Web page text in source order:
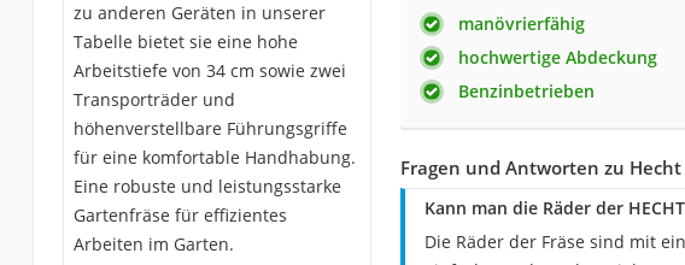
zu anderen Geräten in unserer
Tabelle bietet sie eine hohe
Arbeitstiefe von 34 cm sowie zwei
Transporträder und
höhenverstellbare Führungsgriffe
für eine komfortable Handhabung.
Eine robuste und leistungsstarke
Gartenfräse für effizientes
Arbeiten im Garten.
manövrierfähig
hochwertige Abdeckung
Benzinbetrieben
Fragen und Antworten zu Hecht
Kann man die Räder der
Die Räder der Fräse sind mit